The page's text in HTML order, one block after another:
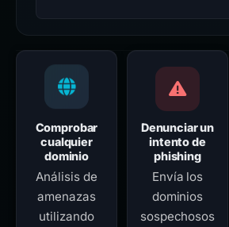
Comprobar
cualquier
dominio
Análisis de
amenazas
utilizando
Denunciar un
intento de
phishing
Envía los
dominios
sospechosos